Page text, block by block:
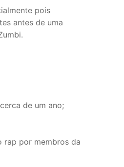
pois
antes de uma
de um ano;
rap por membros da